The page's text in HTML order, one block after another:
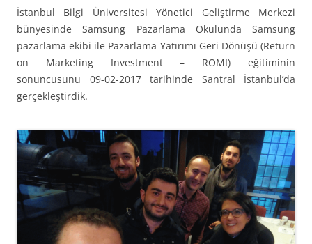
İstanbul Bilgi Üniversitesi Yönetici Geliştirme Merkezi
bünyesinde Samsung Pazarlama Okulunda Samsung
pazarlama ekibi ile Pazarlama Yatırımı Geri Dönüşü (Return
on Marketing Investment – ROMI) eğitiminin
sonuncusunu 09-02-2017 tarihinde Santral İstanbul’da
gerçekleştirdik.